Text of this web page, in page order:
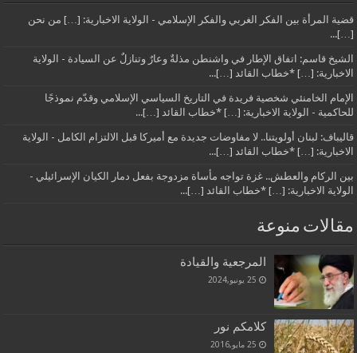
قضية المرأة بين الفكر الغربي والفكر الإسلامي - الولاية الاخبارية: […] من نحن
[…]...
الشيخ قاسم: اتفاق الإطار في واشنطن مذلةٌ وعارٌ وتنازلٌ عن السيادة - الولاية
الاخبارية: […] *خطاب القائد […]...
الإمام الخامنئي شخصية فريدة في التاريخ السياسي الإسلامي وقدّم نموذجًا
للحاكمية - الولاية الاخبارية: […] *خطاب القائد […]...
قاليباف: لبنان أولويتنا.. لا مفاوضات جديدة مع أميركا قبل الالتزام الكامل - الولاية
الاخبارية: […] *خطاب القائد […]...
بين الركام والعطش.. غزة تواجه مأساة مزدوجة بفعل دمار الكيان الإسرائيلي -
الولاية الاخبارية: […] *خطاب القائد […]...
مقالات منوعة
المرجعية والقيادة
25 يونيو,2024
كلامكم نور
25 مايو,2016